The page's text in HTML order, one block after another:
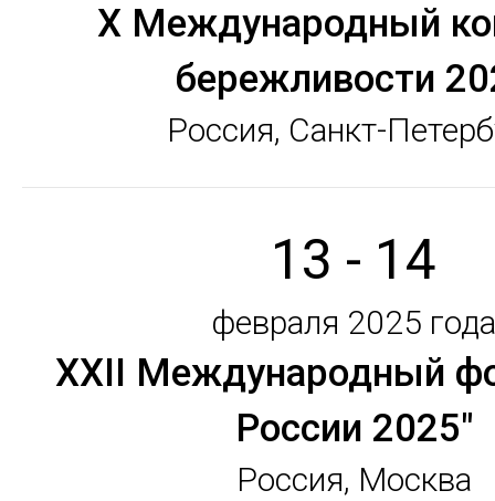
X Международный
бережливости
Россия, Санкт-
13 - 14
февраля 2025 года
ХХII Международный
России 2025"
Россия, Москва